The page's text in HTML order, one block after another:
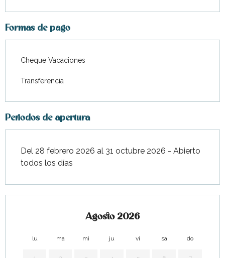
mayo 2026
Desde 16 mayo 2026
Desde23 mayo 2026hasta29
mayo 2026
Desde 6 junio 2026
20 junio 2026hasta26
Formas de pago
Cheque Vacaciones
Transferencia
Periodos de apertura
Del 28 febrero 2026 al 31 octubre 2026 - Abierto
todos los días
Agosto 2026
lu ma mi ju vi sa do